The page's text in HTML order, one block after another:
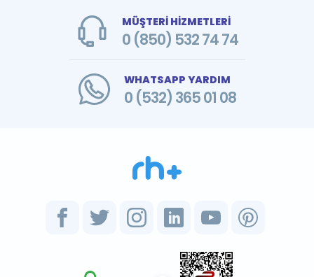
MÜŞTERİ HİZMETLERİ
0 (850) 532 74 74
WHATSAPP YARDIM
0 (532) 365 01 08